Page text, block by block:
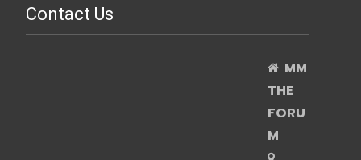
Contact Us
MM
THE
FORU
M